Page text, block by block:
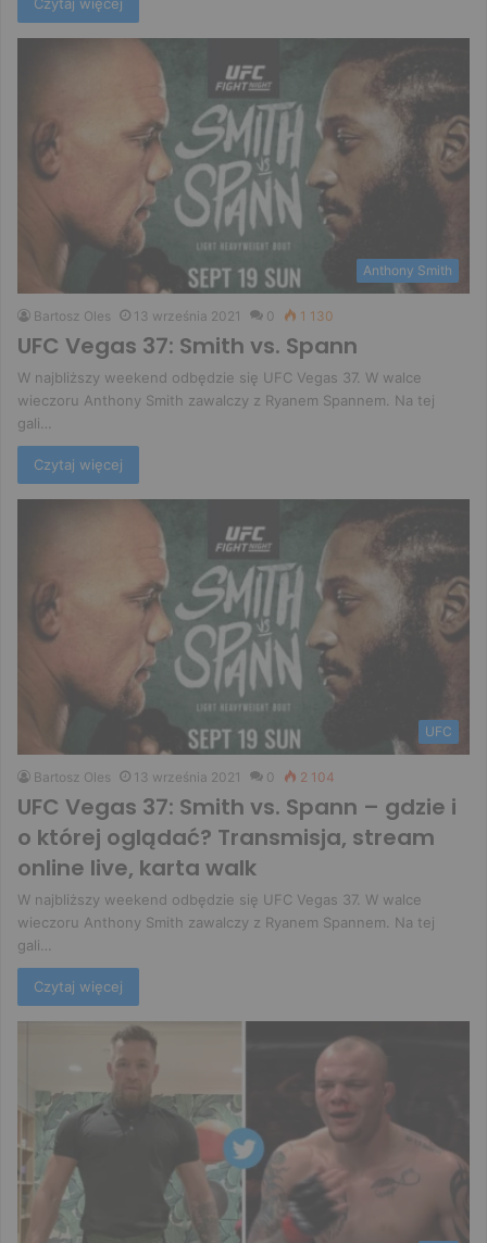
Czytaj więcej
Anthony Smith
Bartosz Oles 13 września 2021 0 1 130
UFC Vegas 37: Smith vs. Spann
W najbliższy weekend odbędzie się UFC Vegas 37. W walce
wieczoru Anthony Smith zawalczy z Ryanem Spannem. Na tej
gali…
Czytaj więcej
UFC
Bartosz Oles 13 września 2021 0 2 104
UFC Vegas 37: Smith vs. Spann – gdzie i
o której oglądać? Transmisja, stream
online live, karta walk
W najbliższy weekend odbędzie się UFC Vegas 37. W walce
wieczoru Anthony Smith zawalczy z Ryanem Spannem. Na tej
gali…
Czytaj więcej